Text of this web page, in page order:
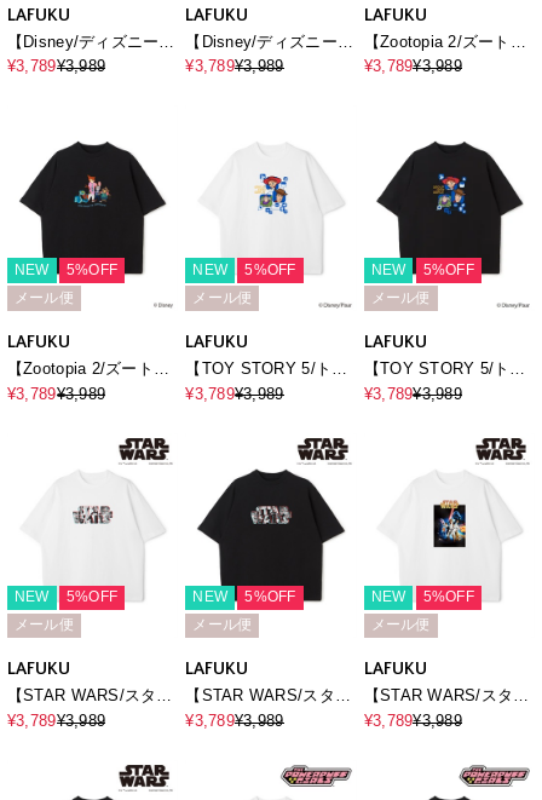
LAFUKU
【Disney/ディズニー】
ミッキーマウス＆ミニ
¥3,789¥3,989
LAFUKU
【Disney/ディズニー】
ミッキーマウス＆ミニ
¥3,789¥3,989
LAFUKU
【Zootopia 2/ズートピ
ア2】キャラクタープリ
¥3,789¥3,989
NEW
5%OFF
メール便
LAFUKU
【Zootopia 2/ズートピ
ア2】キャラクタープリ
Over Harf Sleeve T-
shirt《UNISEX》
¥3,789¥3,989
NEW
5%OFF
メール便
LAFUKU
【TOY STORY 5/ト
イ・ストーリー5】キャ
シャツ / Over Harf
shirt《UNISEX》
¥3,789¥3,989
NEW
5%OFF
メール便
LAFUKU
【TOY STORY 5/ト
イ・ストーリー5】キャ
シャツ / Over Harf
shirt《UNISEX》
¥3,789¥3,989
NEW
5%OFF
メール便
LAFUKU
【STAR WARS/スター
ウォーズ】ヴィンテー
シャツ / Over Harf
¥3,789¥3,989
NEW
5%OFF
メール便
LAFUKU
【STAR WARS/スター
ウォーズ】ヴィンテー
シャツ / Over Harf
¥3,789¥3,989
NEW
5%OFF
メール便
LAFUKU
【STAR WARS/スター
ウォーズ】カスレ加工
リントTシャツ / Over
Harf Sleeve T-
¥3,789¥3,989